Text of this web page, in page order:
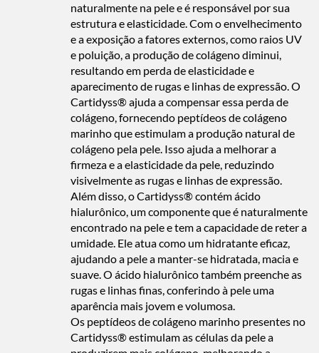
naturalmente na pele e é responsável por sua
estrutura e elasticidade. Com o envelhecimento
e a exposição a fatores externos, como raios UV
e poluição, a produção de colágeno diminui,
resultando em perda de elasticidade e
aparecimento de rugas e linhas de expressão. O
Cartidyss® ajuda a compensar essa perda de
colágeno, fornecendo peptídeos de colágeno
marinho que estimulam a produção natural de
colágeno pela pele. Isso ajuda a melhorar a
firmeza e a elasticidade da pele, reduzindo
visivelmente as rugas e linhas de expressão.
Além disso, o Cartidyss® contém ácido
hialurônico, um componente que é naturalmente
encontrado na pele e tem a capacidade de reter a
umidade. Ele atua como um hidratante eficaz,
ajudando a pele a manter-se hidratada, macia e
suave. O ácido hialurônico também preenche as
rugas e linhas finas, conferindo à pele uma
aparência mais jovem e volumosa.
Os peptídeos de colágeno marinho presentes no
Cartidyss® estimulam as células da pele a